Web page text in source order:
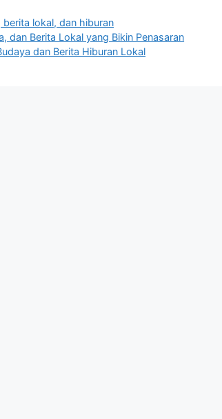
lokal, dan hiburan
dan Berita Lokal yang Bikin Penasaran
dan Berita Hiburan Lokal